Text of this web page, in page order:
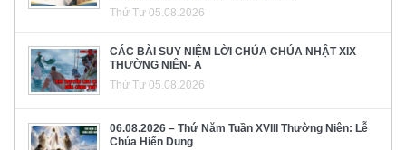
Thứ Tư 05.08.2026
CÁC BÀI SUY NIỆM LỜI CHÚA CHÚA NHẬT XIX
THƯỜNG NIÊN- A
Thứ Tư 05.08.2026
06.08.2026 – Thứ Năm Tuần XVIII Thường Niên: Lễ
Chúa Hiển Dung